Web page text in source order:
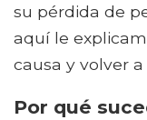
su pérdida de
aquí le
causa y volver a
Por qué